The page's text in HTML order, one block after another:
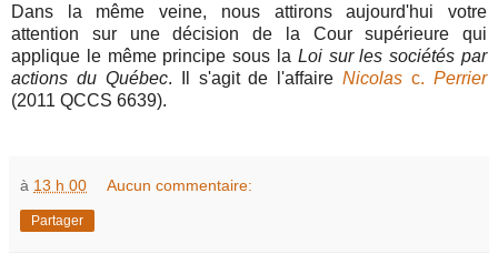
Dans la même veine, nous attirons aujourd'hui votre
attention sur une décision de la Cour supérieure qui
applique le même principe sous la Loi sur les sociétés par
actions du Québec. Il s'agit de l'affaireNicolas c.Perrier
(2011 QCCS 6639).
à 13 h 00 Aucun commentaire:
Partager